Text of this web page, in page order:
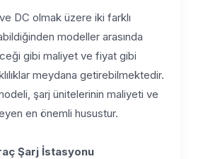
DC olmak üzere iki farklı
modeller arasında
gibi maliyet ve fiyat gibi
meydana getirebilmektedir.
şarj ünitelerinin maliyeti ve
en önemli husustur.
Şarj İstasyonu